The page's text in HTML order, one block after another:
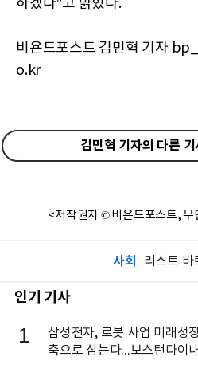
하겠다”고 밝혔다.
비욘드포스트 김민혁 기자
o.kr
김민혁 기자의 다른 기
<저작권자 © 비욘드포스트, 무
사회 리스트 바
인기 기사
1
삼성전자, 로봇 사업 미래성
축으로 삼는다...보스턴다이